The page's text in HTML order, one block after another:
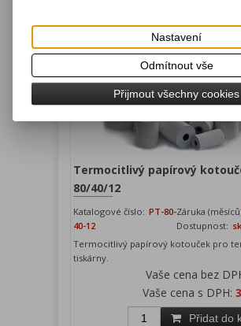
Přidat
Termocitlivý papírový
80/40/12
Katalogové číslo: PT-80-
40-12
Záruka
Dostupnost:
Termocitlivý papírový kotouček pro
tiskárny.
Vaše cena bez
Vaše cena s DPH:
Přidat do
Nastavení
Odmítnout vše
Přijmout všechny cookies